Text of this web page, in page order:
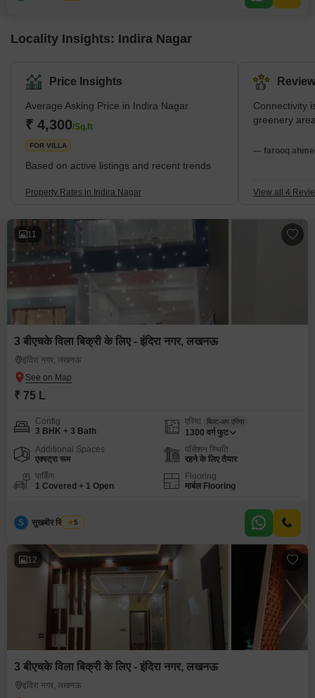
Locality Insights: Indira Nagar
Price Insights
Average Asking Price in Indira Nagar
₹ 4,300/Sq.ft
FOR VILLA
Based on active listings and recent trends
Property Rates in Indira Nagar
Connectivity
greenery
— farooq
View all 4
11
3 बीएचके विला बिक्री के लिए - इंदिरा नगर, लखनऊ
इंदिरा नगर, लखनऊ
₹ 75 L
Config
3 BHK + 3 Bath
एरिया बिल्ट-अप एरिया
1300 वर्ग फुट
Additional Spaces
एक्स्ट्रा रूम
पॉसेशन स्थिति
रहने के लिए तैयार
पार्किंग
1 Covered + 1 Open
Flooring
मार्बल Flooring
S सुखबीर सिंह टोमर
5
12
3 बीएचके विला बिक्री के लिए - इंदिरा नगर, लखनऊ
इंदिरा नगर, लखनऊ